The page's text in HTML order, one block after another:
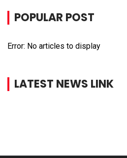
POPULAR POST
Error: No articles to display
LATEST NEWS LINK